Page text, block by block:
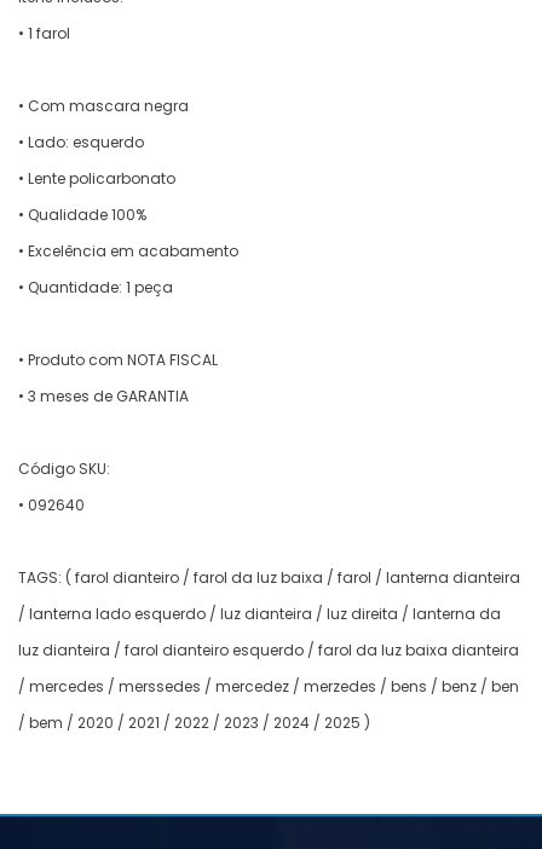
• 1 farol
• Com mascara negra
• Lado: esquerdo
• Lente policarbonato
• Qualidade 100%
• Excelência em acabamento
• Quantidade: 1 peça
• Produto com NOTA FISCAL
• 3 meses de GARANTIA
Código SKU:
• 092640
TAGS: ( farol dianteiro / farol da luz baixa / farol / lanterna dianteira
/ lanterna lado esquerdo / luz dianteira / luz direita / lanterna da
luz dianteira / farol dianteiro esquerdo / farol da luz baixa dianteira
/ mercedes / merssedes / mercedez / merzedes / bens / benz / ben
/ bem / 2020 / 2021 / 2022 / 2023 / 2024 / 2025 )